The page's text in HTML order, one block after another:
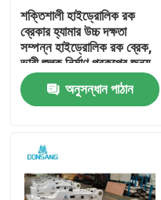
বাড়ি
শক্তিশালী হাইড্রোলিক রক
ব্রেকার হ্যামার উচ্চ দক্ষতা
সম্পন্ন হাইড্রোলিক রক ব্রেক,
ভারী শুল্ক নির্মাণ প্রকল্পের জন্য,
পাথর ভাঙ্গা থেকে পুনর্ব্যবহার
পর্যন্ত DONSANG বহুমুখী
হাইড্রোলিক ব্রেকার, OEM
অনুসন্ধান পাঠান